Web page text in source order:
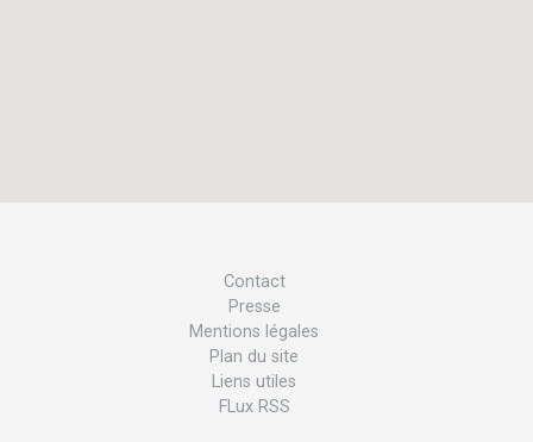
Contact
Presse
Mentions légales
Plan du site
Liens utiles
FLux RSS